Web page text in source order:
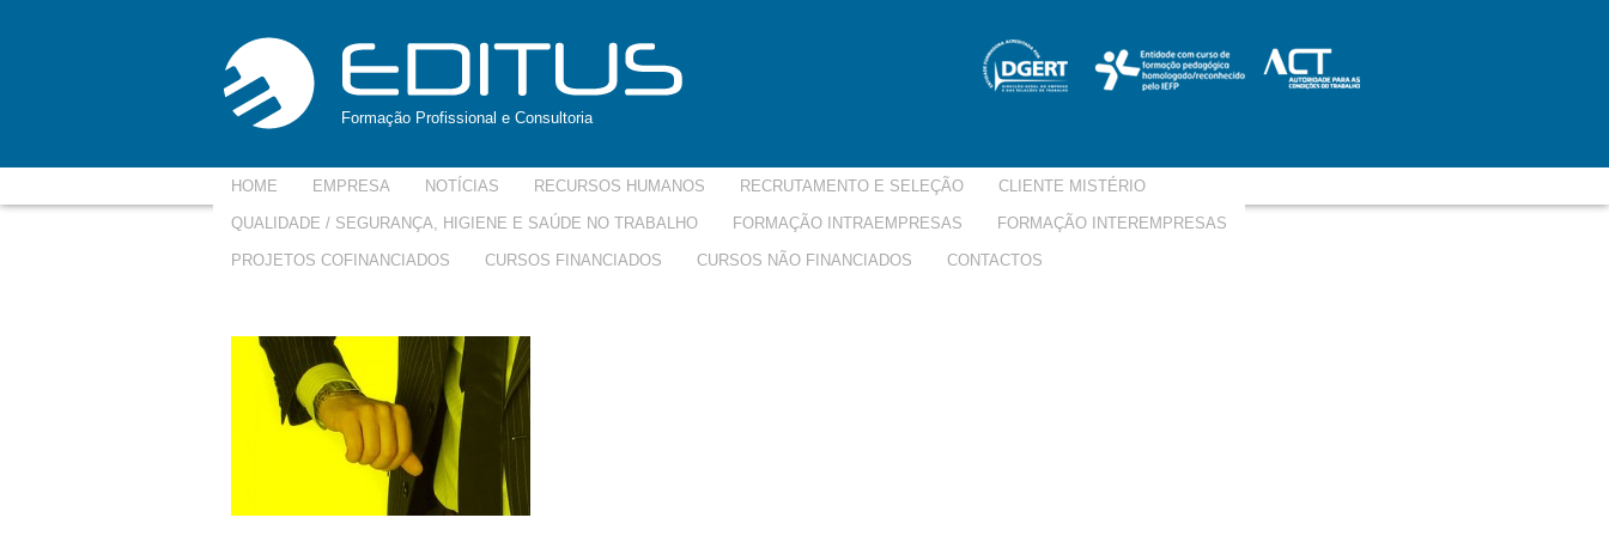
Formação Profissional e Consultoria
HOME EMPRESA NOTÍCIAS RECURSOS HUMANOS RECRUTAMENTO E SELEÇÃO CLIENTE MISTÉRIO
QUALIDADE / SEGURANÇA, HIGIENE E SAÚDE NO TRABALHO FORMAÇÃO INTRAEMPRESAS FORMAÇÃO INTEREMPRESAS
PROJETOS COFINANCIADOS CURSOS FINANCIADOS CURSOS NÃO FINANCIADOS CONTACTOS